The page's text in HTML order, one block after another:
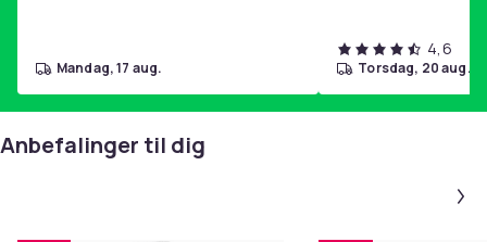
mandag, 17 aug.
4,6
torsdag, 20 aug.
Anbefalinger til dig